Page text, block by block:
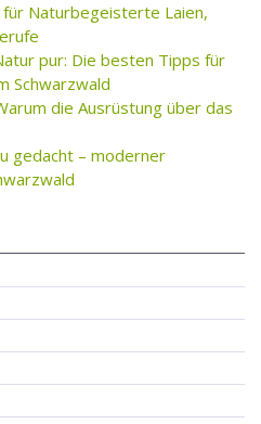
Naturbegeisterte Laien,
pur: Die besten Tipps für
Schwarzwald
die Ausrüstung über das
gedacht – moderner